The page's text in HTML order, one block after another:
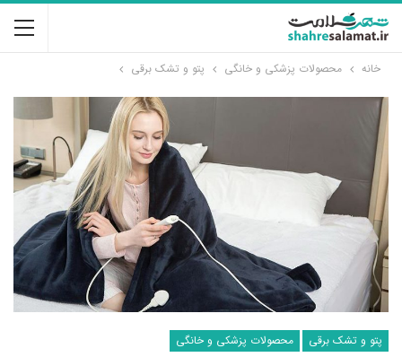
خانه محصولات پزشکی و خانگی پتو و تشک برقی
پتو و تشک برقی محصولات پزشکی و خانگی